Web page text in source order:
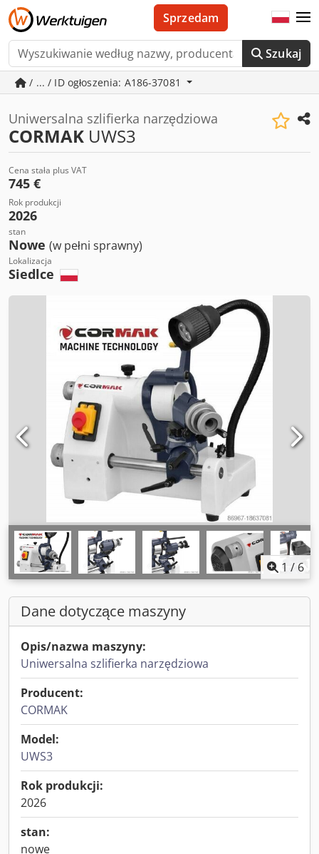
Szukaj
Sprzedam
/ ... / ID ogłoszenia: A186-37081
Uniwersalna szlifierka narzędziowa
CORMAK UWS3
Cena stała plus VAT
745 €
Rok produkcji
2026
stan
Nowe (w pełni sprawny)
Lokalizacja
Siedlce
1 /6
Dane dotyczące maszyny
Opis/nazwa maszyny:
Uniwersalna szlifierka narzędziowa
Producent:
CORMAK
Model:
UWS3
Rok produkcji:
2026
stan:
nowe